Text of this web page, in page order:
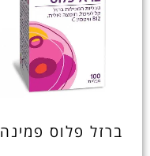
ברזל פלוס פמינה